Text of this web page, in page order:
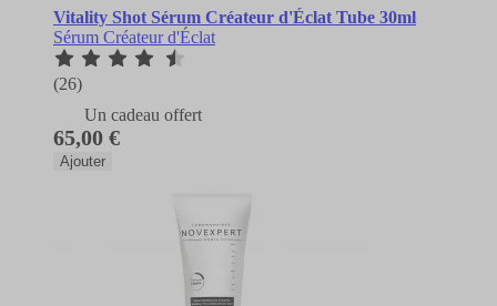
Vitality Shot Sérum Créateur d'Éclat Tube 30ml
Sérum Créateur d'Éclat
(26)
Un cadeau offert
65,00 €
Ajouter